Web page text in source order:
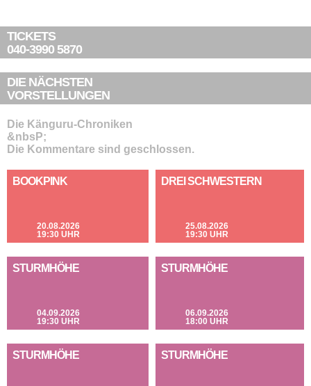
TICKETS
040-3990 5870
DIE NÄCHSTEN
VORSTELLUNGEN
Die Känguru-Chroniken
&nbsP;
Die Kommentare sind geschlossen.
BOOKPINK
20.08.2026
19:30 UHR
DREI SCHWESTERN
25.08.2026
19:30 UHR
STURMHÖHE
04.09.2026
19:30 UHR
STURMHÖHE
06.09.2026
18:00 UHR
STURMHÖHE STURMHÖHE